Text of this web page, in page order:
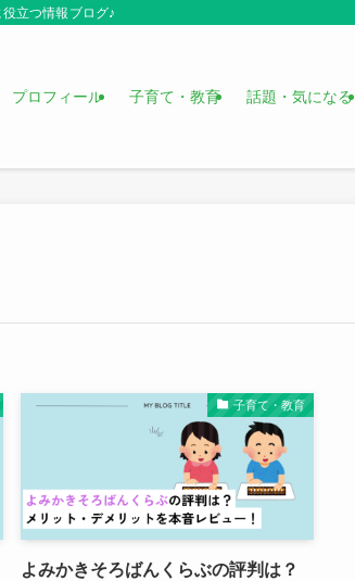
立つ情報ブログ♪
プロフィール 子育て・教育 話題・気になる
子育て・教育
よみかきそろばんくらぶの評判は？